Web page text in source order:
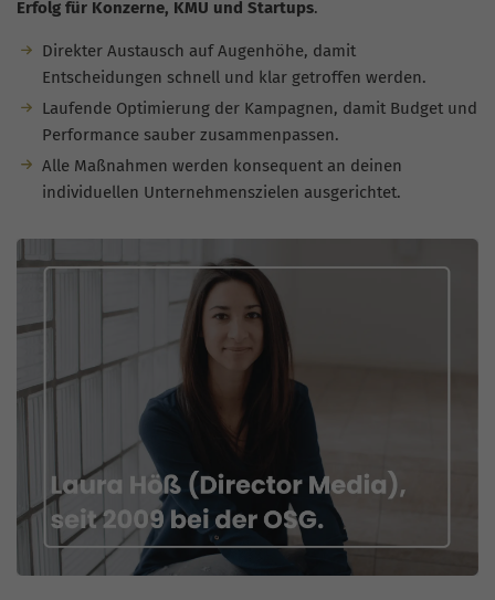
Erfolg für Konzerne, KMU und Startups.
Direkter Austausch auf Augenhöhe, damit
Entscheidungen schnell und klar getroffen werden.
Laufende Optimierung der Kampagnen, damit Budget und
Performance sauber zusammenpassen.
Alle Maßnahmen werden konsequent an deinen
individuellen Unternehmenszielen ausgerichtet.